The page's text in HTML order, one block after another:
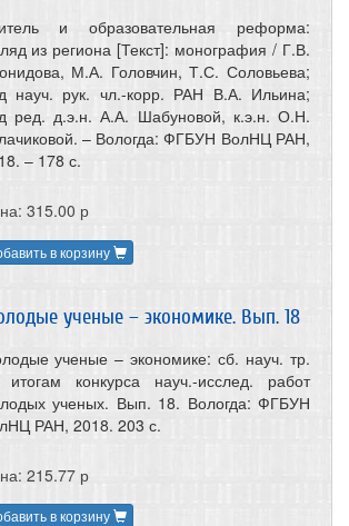
и образовательная реформа:
из региона [Текст]: монография / Г.В.
М.А. Головчин, Т.С. Соловьева;
науч. рук. чл.-корр. РАН В.А. Ильина;
ред. д.э.н. А.А. Шабуновой, к.э.н. О.Н.
– Вологда: ФГБУН ВолНЦ РАН,
– 178 с.
315.00 р
в корзину
ученые – экономике. Вып. 18
ученые – экономике: сб. науч. тр.
итогам конкурса науч.-исслед. работ
ученых. Вып. 18. Вологда: ФГБУН
РАН, 2018. 203 с.
215.77 р
в корзину